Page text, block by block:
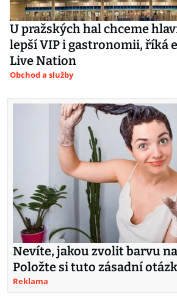
U pražských hal chceme
lepší VIP i gastronomii, říká
Live Nation
Obchod a služby
Nevíte, jakou zvolit barvu
Položte si tuto zásadní
Reklama